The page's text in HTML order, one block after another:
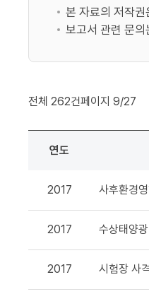
본 자료의 저작
보고서 관련 문
전체 262건페이지 9/27
연구용역
목록
-
연도,
연도
2017 사후환경
2017 수상태양
2017 시험장 사